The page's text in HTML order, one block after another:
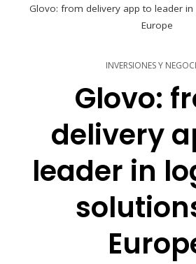
Glovo: from delivery app to leader
Europe
INVERSIONES Y
Glovo:
delivery
leader in